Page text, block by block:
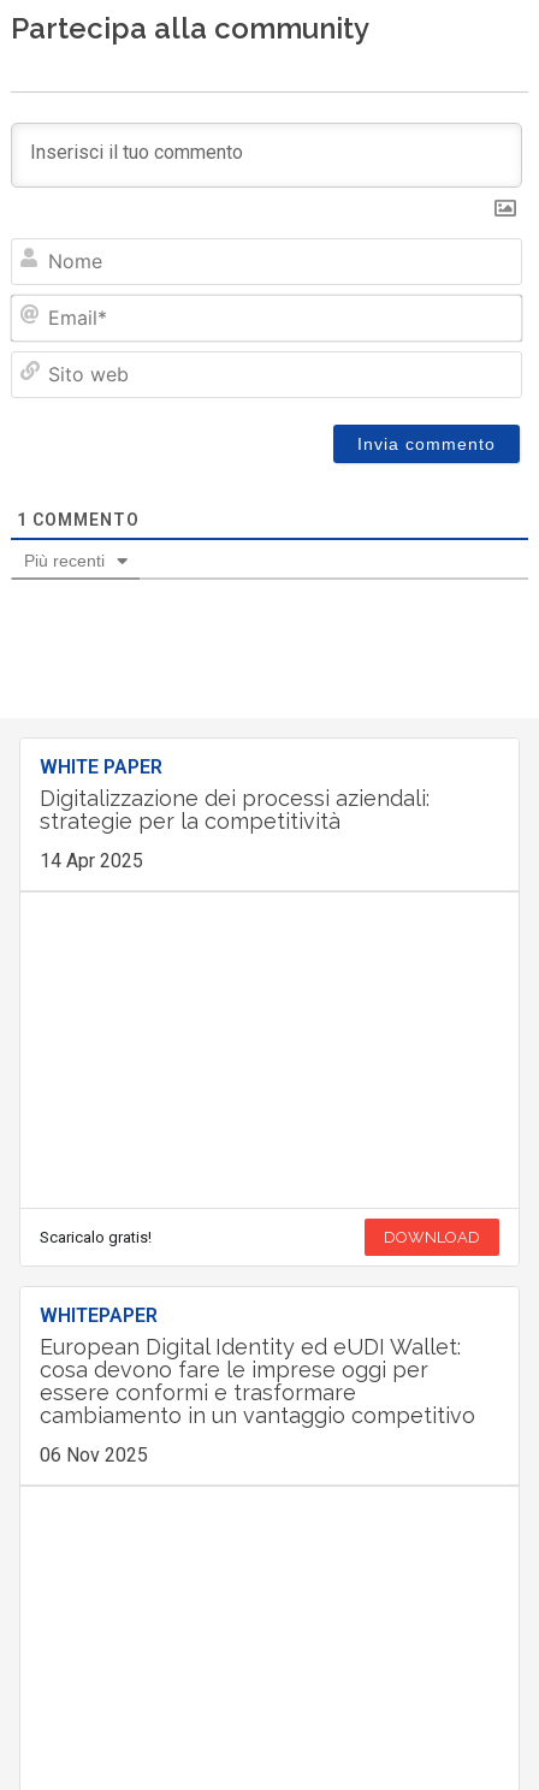
Partecipa alla community
1 COMMENTO
Più recenti
WHITE PAPER
Digitalizzazione dei processi aziendali:
strategie per la competitività
14 Apr 2025
Scaricalo gratis! DOWNLOAD
WHITEPAPER
European Digital Identity ed eUDI Wallet:
cosa devono fare le imprese oggi per
essere conformi e trasformare
cambiamento in un vantaggio competitivo
06 Nov 2025